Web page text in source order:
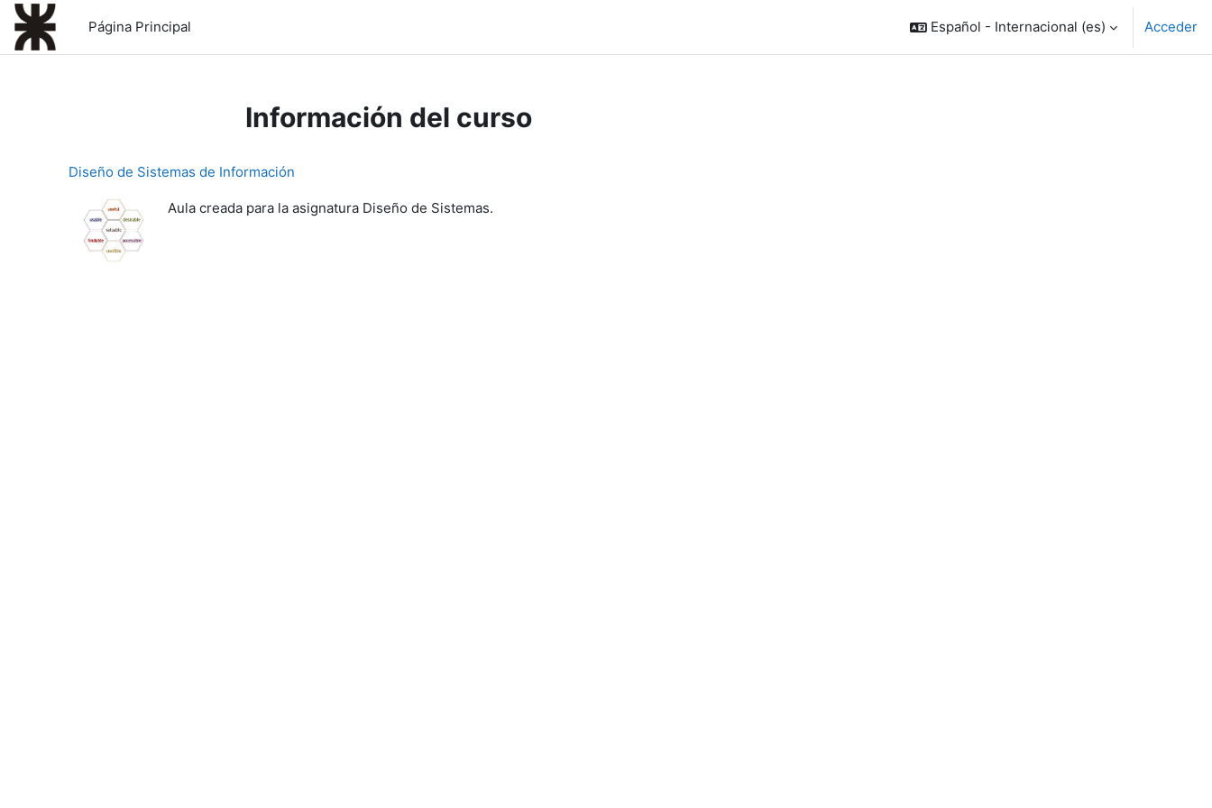
Salta al contenido principal
Página Principal
Español - Internacional ‎(es)‎ Acceder
Información del curso
Diseño de Sistemas de Información
Aula creada para la asignatura Diseño de Sistemas.